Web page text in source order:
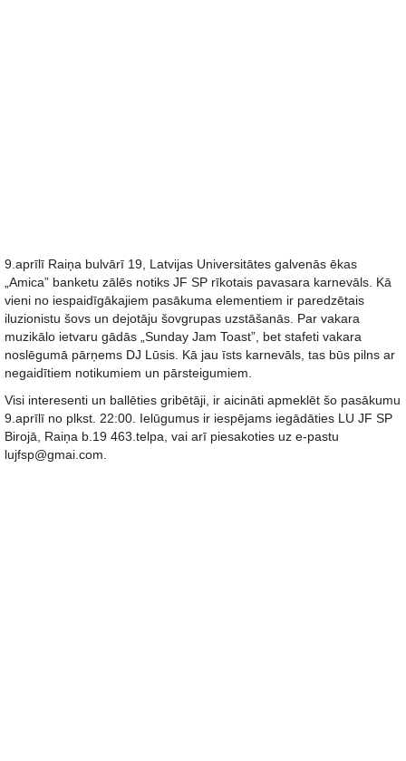
9.aprīlī Raiņa bulvārī 19, Latvijas Universitātes galvenās ēkas
„Amica” banketu zālēs notiks JF SP rīkotais pavasara karnevāls. Kā
vieni no iespaidīgākajiem pasākuma elementiem ir paredzētais
iluzionistu šovs un dejotāju šovgrupas uzstāšanās. Par vakara
muzikālo ietvaru gādās „Sunday Jam Toast”, bet stafeti vakara
noslēgumā pārņems DJ Lūsis. Kā jau īsts karnevāls, tas būs pilns ar
negaidītiem notikumiem un pārsteigumiem.
Visi interesenti un ballēties gribētāji, ir aicināti apmeklēt šo pasākumu
9.aprīlī no plkst. 22:00. Ielūgumus ir iespējams iegādāties LU JF SP
Birojā, Raiņa b.19 463.telpa, vai arī piesakoties uz e-pastu
lujfsp@gmai.com.